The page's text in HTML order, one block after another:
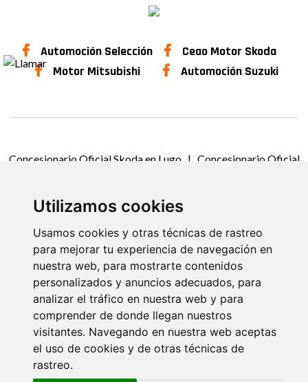
Utilizamos cookies
Usamos cookies y otras técnicas de rastreo
para mejorar tu experiencia de navegación en
nuestra web, para mostrarte contenidos
personalizados y anuncios adecuados, para
analizar el tráfico en nuestra web y para
comprender de donde llegan nuestros
visitantes. Navegando en nuestra web aceptas
el uso de cookies y de otras técnicas de
rastreo.
Automoción Selección
Ceao Motor Skoda
Motor Mitsubishi
Automoción Suzuki
Concesionario Oficial Skoda en Lugo | Concesionario Oficial
@ 2021 PARDO AUTOMOCIÓN
Política de Privacidad | Política de Cookies |Contacto
Prodesin.com